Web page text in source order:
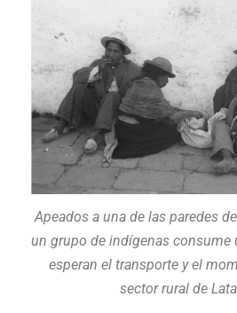
Apeados a una de las paredes
un grupo de indígenas consume
esperan el transporte y el
sector rural de